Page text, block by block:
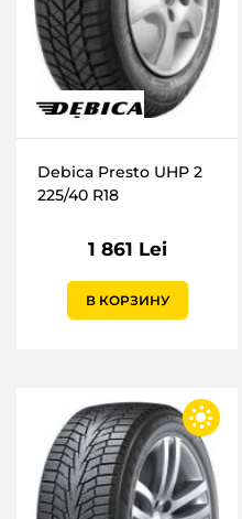
Debica Presto UHP 2
225/40 R18
1 861 Lei
В КОРЗИНУ